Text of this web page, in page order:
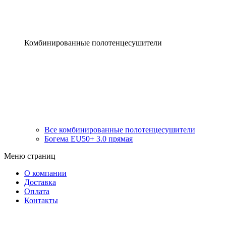
Комбинированные полотенцесушители
Все комбинированные полотенцесушители
Богема EU50+ 3.0 прямая
Меню страниц
О компании
Доставка
Оплата
Контакты